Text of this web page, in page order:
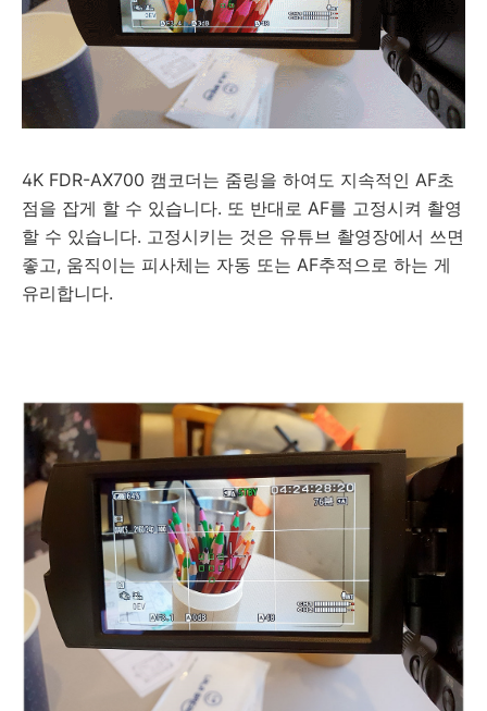
4K FDR-AX700 캠코더는 줌링을 하여도 지속적인 AF초
점을 잡게 할 수 있습니다. 또 반대로 AF를 고정시켜 촬영
할 수 있습니다. 고정시키는 것은 유튜브 촬영장에서 쓰면
좋고, 움직이는 피사체는 자동 또는 AF추적으로 하는 게
유리합니다.